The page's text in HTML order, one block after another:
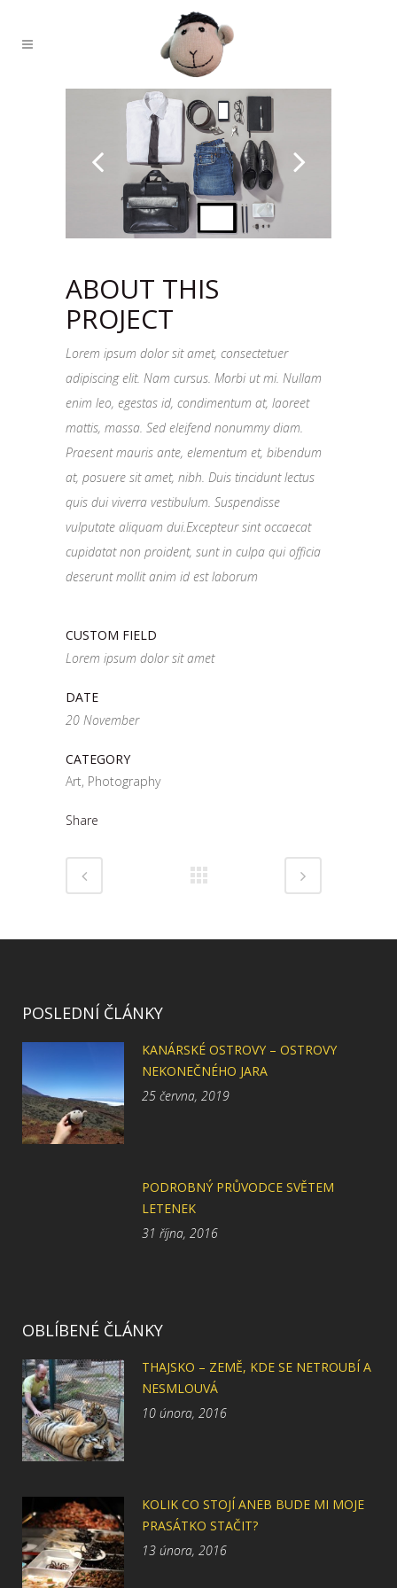
ABOUT THIS
PROJECT
Lorem ipsum dolor sit amet, consectetuer
adipiscing elit. Nam cursus. Morbi ut mi. Nullam
enim leo, egestas id, condimentum at, laoreet
mattis, massa. Sed eleifend nonummy diam.
Praesent mauris ante, elementum et, bibendum
at, posuere sit amet, nibh. Duis tincidunt lectus
quis dui viverra vestibulum. Suspendisse
vulputate aliquam dui.Excepteur sint occaecat
cupidatat non proident, sunt in culpa qui officia
deserunt mollit anim id est laborum
CUSTOM FIELD
Lorem ipsum dolor sit amet
DATE
20 November
CATEGORY
Art, Photography
Share
POSLEDNÍ ČLÁNKY
KANÁRSKÉ OSTROVY – OSTROVY
NEKONEČNÉHO JARA
25 června, 2019
PODROBNÝ PRŮVODCE SVĚTEM
LETENEK
31 října, 2016
OBLÍBENÉ ČLÁNKY
THAJSKO – ZEMĚ, KDE SE NETROUBÍ A
NESMLOUVÁ
10 února, 2016
KOLIK CO STOJÍ ANEB BUDE MI MOJE
PRASÁTKO STAČIT?
13 února, 2016